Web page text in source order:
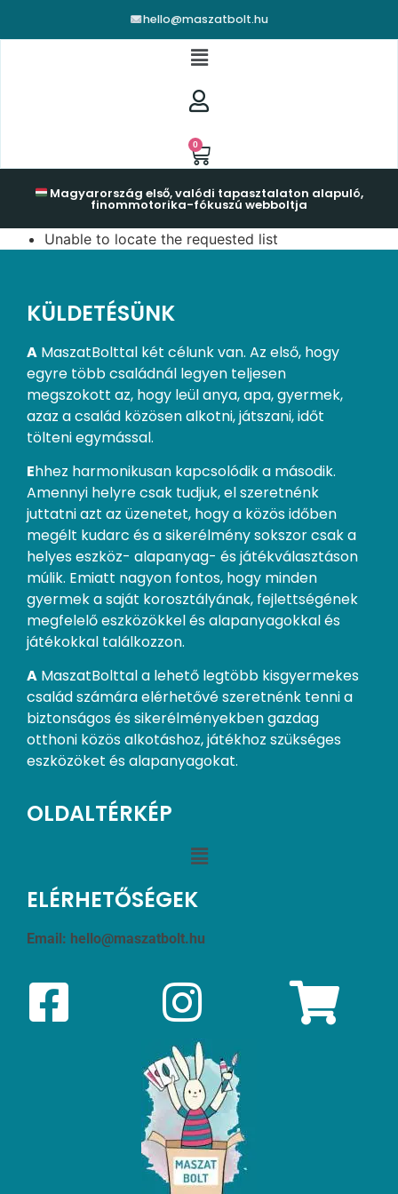
hello@maszatbolt.hu
0
Magyarország első, valódi tapasztalaton alapuló,
finommotorika-fókuszú webboltja
Unable to locate the requested list
KÜLDETÉSÜNK
A MaszatBolttal két célunk van. Az első, hogy
egyre több családnál legyen teljesen
megszokott az, hogy leül anya, apa, gyermek,
azaz a család közösen alkotni, játszani, időt
tölteni egymással.
Ehhez harmonikusan kapcsolódik a második.
Amennyi helyre csak tudjuk, el szeretnénk
juttatni azt az üzenetet, hogy a közös időben
megélt kudarc és a sikerélmény sokszor csak a
helyes eszköz- alapanyag- és játékválasztáson
múlik. Emiatt nagyon fontos, hogy minden
gyermek a saját korosztályának, fejlettségének
megfelelő eszközökkel és alapanyagokkal és
játékokkal találkozzon.
A MaszatBolttal a lehető legtöbb kisgyermekes
család számára elérhetővé szeretnénk tenni a
biztonságos és sikerélményekben gazdag
otthoni közös alkotáshoz, játékhoz szükséges
eszközöket és alapanyagokat.
OLDALTÉRKÉP
ELÉRHETŐSÉGEK
Email: hello@maszatbolt.hu